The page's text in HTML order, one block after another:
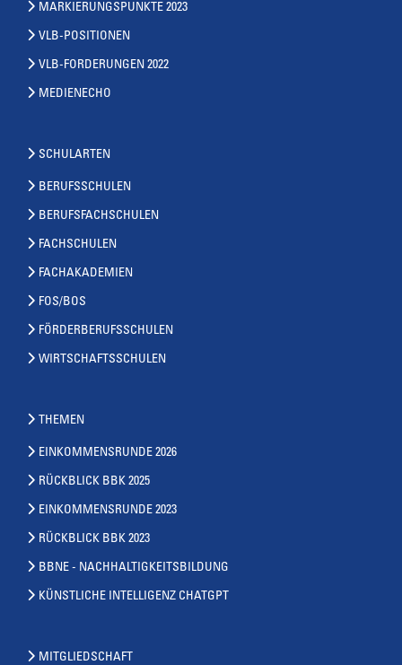
MARKIERUNGSPUNKTE 2023
VLB-POSITIONEN
VLB-FORDERUNGEN 2022
MEDIENECHO
SCHULARTEN
BERUFSSCHULEN
BERUFSFACHSCHULEN
FACHSCHULEN
FACHAKADEMIEN
FOS/BOS
FÖRDERBERUFSSCHULEN
WIRTSCHAFTSSCHULEN
THEMEN
EINKOMMENSRUNDE 2026
RÜCKBLICK BBK 2025
EINKOMMENSRUNDE 2023
RÜCKBLICK BBK 2023
BBNE - NACHHALTIGKEITSBILDUNG
KÜNSTLICHE INTELLIGENZ CHATGPT
MITGLIEDSCHAFT